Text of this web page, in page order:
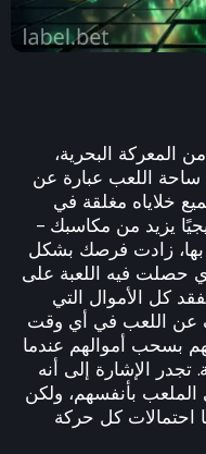
المعركة البحرية،
ساحة اللعب عبارة عن
خلاياه مغلقة في
يزيد من مكاسبك –
بها، زادت فرصك بشكل
حصلت فيه اللعبة على
كل الأموال التي
عن اللعب في أي وقت
بسحب أموالهم عندما
تجدر الإشارة إلى أنه
الملعب بأنفسهم، ولكن
كل حركة